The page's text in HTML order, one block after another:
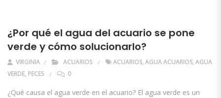
¿Por qué el agua del acuario se pone
verde y cómo solucionarlo?
VIRGINIA ACUARIOS ACUARIOS,AGUA ACUARIOS,AGUA
VERDE, PECES 0
¿Qué causa el agua verde en el acuario? El agua verde es un